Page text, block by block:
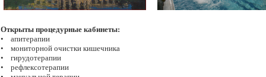
Открыты процедурные кабинеты:
• апитерапии
• мониторной очистки кишечника
• гирудотерапии
• рефлексотерапии